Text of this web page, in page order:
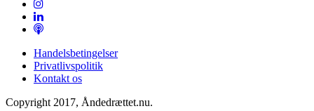
Handelsbetingelser
Privatlivspolitik
Kontakt os
Copyright 2017, Åndedrættet.nu.